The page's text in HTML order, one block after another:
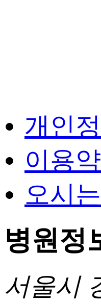
개인
이용
오시
병원정
서울시